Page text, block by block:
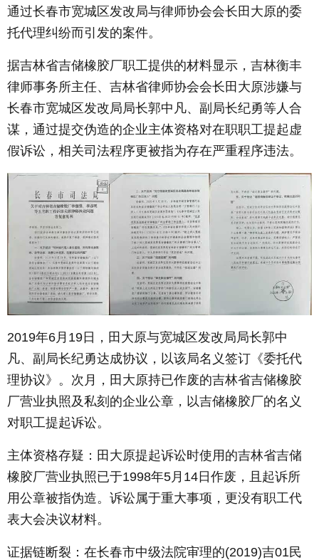
通过长春市宽城区发改局与律师协会会长田大原的委
托代理纠纷而引发的案件。
据吉林省吉储橡胶厂职工提供的材料显示，吉林衡丰
律师事务所主任、吉林省律师协会会长田大原涉嫌与
长春市宽城区发改局局长郭中凡、副局长纪勇等人合
谋，通过提交伪造的企业主体资格对在职职工提起虚
假诉讼，相关司法程序更被指为存在严重程序违法。
2019年6月19日，田大原与宽城区发改局局长郭中
凡、副局长纪勇达成协议，以该局名义签订《委托代
理协议》。次月，田大原持已作废的吉林省吉储橡胶
厂营业执照及私刻的企业公章，以吉储橡胶厂的名义
对职工提起诉讼。
主体资格存疑：田大原提起诉讼时使用的吉林省吉储
橡胶厂营业执照已于1998年5月14日作废，且起诉所
用公章被指伪造。诉讼属于重大事项，更没有职工代
表大会决议材料。
证据链断裂：在长春市中级法院审理的(2019)吉01民